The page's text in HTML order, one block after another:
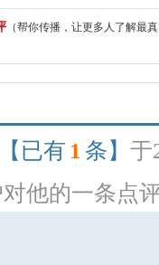
（帮你传播，让更多人了解最
【已有 1 条】 于
对他的一条点